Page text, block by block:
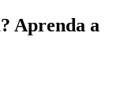
Aprenda a